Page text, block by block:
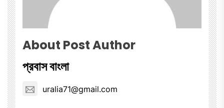
About Post Author
প্রবাস বাংলা
uralia71@gmail.com